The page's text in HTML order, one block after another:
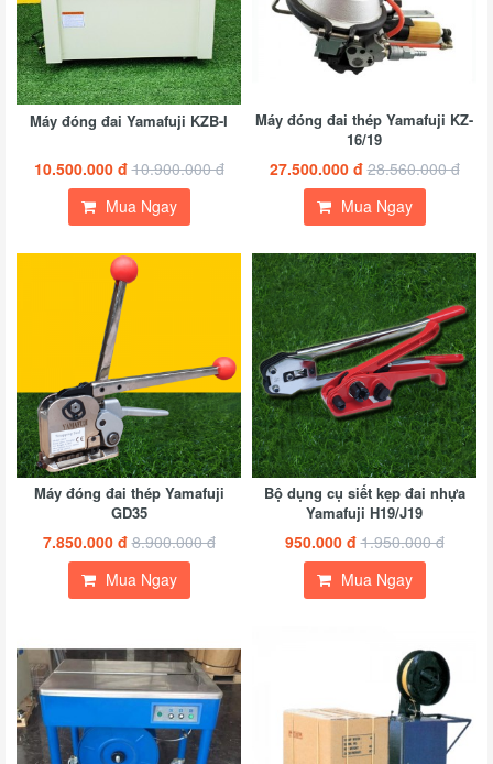
Máy đóng đai Yamafuji KZB-I
10.500.000 đ 10.900.000 đ
Mua Ngay
Máy đóng đai thép Yamafuji KZ-
16/19
27.500.000 đ 28.560.000 đ
Mua Ngay
Máy đóng đai thép Yamafuji
GD35
7.850.000 đ 8.900.000 đ
Mua Ngay
Bộ dụng cụ siết kẹp đai nhựa
Yamafuji H19/J19
950.000 đ 1.950.000 đ
Mua Ngay